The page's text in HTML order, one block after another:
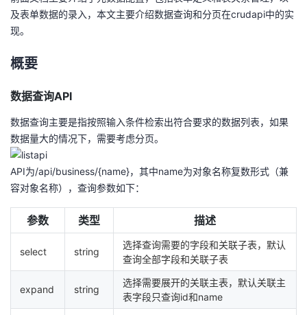
者
我
的
博
客
我
的
论
坛
我
的
圈
子
我
的
直
播
我
的
活
动
我
的
关
我
的
我
及表单数据的录入，本文主要介绍数据查询和分页在crudapi中的实
现。
概要
数据查询API
数据查询主要是指按照输入条件检索出符合要求的数据列表，如果
数据量大的情况下，需要考虑分页。
API为/api/business/{name}，其中name为对象名称复数形式（兼
容对象名称），查询参数如下：
参数 类型 描述
select string
选择查询需要的字段和关联子表，默认
查询全部字段和关联子表
expand string
选择需要展开的关联主表，默认关联主
表字段只查询id和name